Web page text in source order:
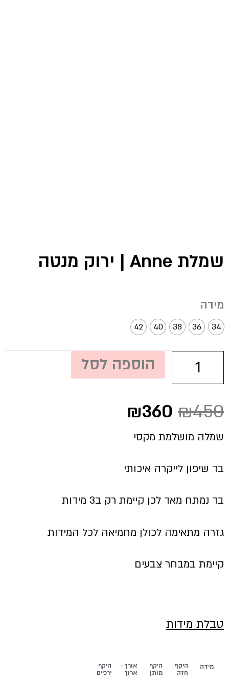
שמלת Anne | ירוק מנטה
מידה
34
36
38
40
42
של
Anne
ירוק
הוספה לסל
₪450 המחיר
המקורי
היה:
₪450.
₪360
שמלה מושלמת מקסי
בד שיפון לייקרה איכותי
בד נמתח מאד לכן קיימת רק ב3 מידות
גזרה מתאימה לכולן מחמיאה לכל המידות
קיימת במבחר צבעים
טבלת מידות
מידה
היקף
חזה
היקף
מותן
אורך -
ארוך
היקף
ירכיים